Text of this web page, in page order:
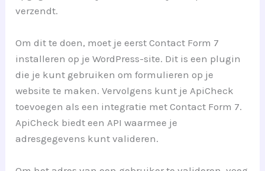
verzendt.
Om dit te doen, moet je eerst Contact Form 7
installeren op je WordPress-site. Dit is een plugin
die je kunt gebruiken om formulieren op je
website te maken. Vervolgens kunt je ApiCheck
toevoegen als een integratie met Contact Form 7.
ApiCheck biedt een API waarmee je
adresgegevens kunt valideren.